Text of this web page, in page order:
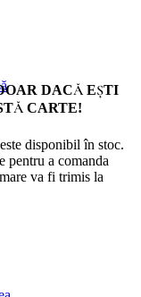
DACĂ EŞTI
CARTE!
disponibil în stoc.
pentru a comanda
va fi trimis la